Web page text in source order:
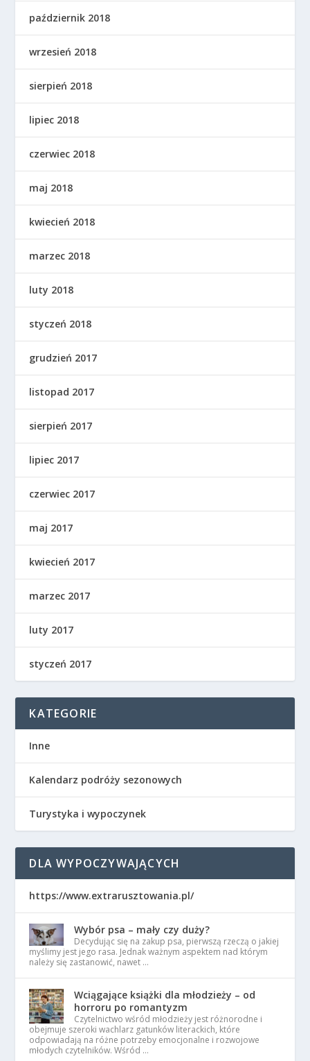
październik 2018
wrzesień 2018
sierpień 2018
lipiec 2018
czerwiec 2018
maj 2018
kwiecień 2018
marzec 2018
luty 2018
styczeń 2018
grudzień 2017
listopad 2017
sierpień 2017
lipiec 2017
czerwiec 2017
maj 2017
kwiecień 2017
marzec 2017
luty 2017
styczeń 2017
KATEGORIE
Inne
Kalendarz podróży sezonowych
Turystyka i wypoczynek
DLA WYPOCZYWAJĄCYCH
https://www.extrarusztowania.pl/
Wybór psa – mały czy duży?
Decydując się na zakup psa, pierwszą rzeczą o jakiej
myślimy jest jego rasa. Jednak ważnym aspektem nad którym
należy się zastanowić, nawet …
Wciągające książki dla młodzieży – od
horroru po romantyzm
Czytelnictwo wśród młodzieży jest różnorodne i
obejmuje szeroki wachlarz gatunków literackich, które
odpowiadają na różne potrzeby emocjonalne i rozwojowe
młodych czytelników. Wśród …